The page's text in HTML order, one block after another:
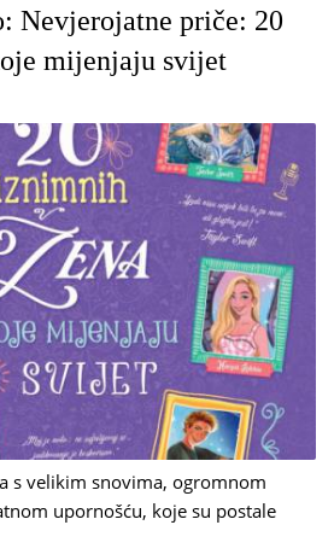
Nevjerojatne priče: 20
mijenjaju svijet
s velikim snovima, ogromnom
upornošću, koje su postale